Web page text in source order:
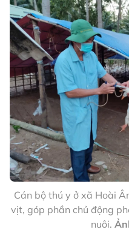
Cán bộ thú y ở xã Hoài
vịt, góp phần chủ động
nuôi.